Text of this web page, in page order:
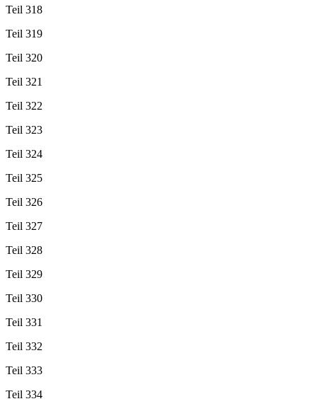
Teil 318
Teil 319
Teil 320
Teil 321
Teil 322
Teil 323
Teil 324
Teil 325
Teil 326
Teil 327
Teil 328
Teil 329
Teil 330
Teil 331
Teil 332
Teil 333
Teil 334